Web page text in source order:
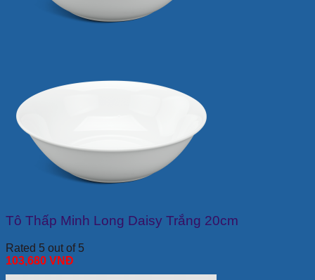
Tô Thấp Minh Long Daisy Trắng 20cm
Rated 5 out of 5
103,680 VNĐ